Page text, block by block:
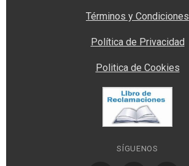
Términos y Condiciones
Política de Privacidad
Politica de Cookies
SÍGUENOS